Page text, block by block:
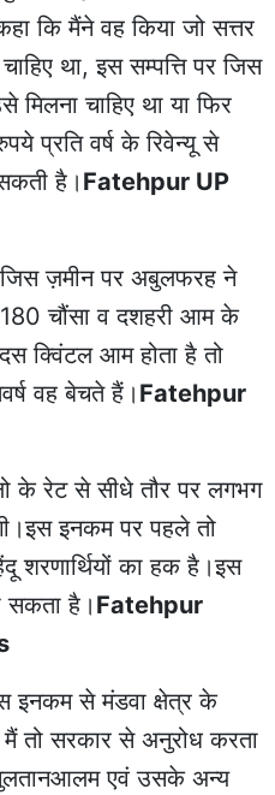
कि मैंने वह किया जो सत्तर
था, इस सम्पत्ति पर जिस
मिलना चाहिए था या फिर
प्रति वर्ष के रिवेन्यू से
है। Fatehpur UP
ज़मीन पर अबुलफरह ने
चौंसा व दशहरी आम के
क्विंटल आम होता है तो
वह बेचते हैं। Fatehpur
के रेट से सीधे तौर पर लगभग
इनकम पर पहले तो
शरणार्थियों का हक है।इस
सकता है। Fatehpur
इनकम से मंडवा क्षेत्र के
तो सरकार से अनुरोध करता
एवं उसके अन्य